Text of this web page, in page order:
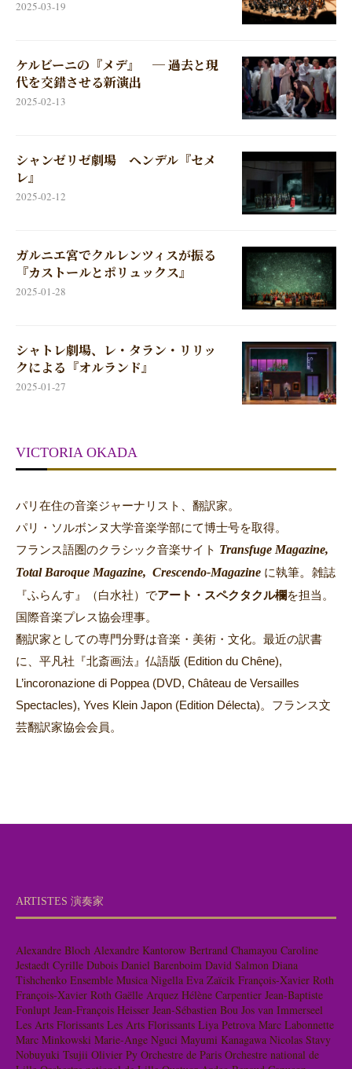
2025-03-19
ケルビーニの『メデ』 ─ 過去と現
代を交錯させる新演出
2025-02-13
シャンゼリゼ劇場 ヘンデル『セメ
レ』
2025-02-12
ガルニエ宮でクルレンツィスが振る
『カストールとポリュックス』
2025-01-28
シャトレ劇場、レ・タラン・リリッ
クによる『オルランド』
2025-01-27
VICTORIA OKADA
パリ在住の音楽ジャーナリスト、翻訳家。
パリ・ソルボンヌ大学音楽学部にて博士号を取得。
フランス語圏のクラシック音楽サイト Transfuge Magazine,
Total Baroque Magazine, Crescendo-Magazine に執筆。 雑誌
『ふらんす』（白水社）でアート・スペクタクル欄を担当。
国際音楽プレス協会理事。
翻訳家としての専門分野は音楽・美術・文化。最近の訳書
に、平凡社『北斎画法』仏語版 (Edition du Chêne),
L’incoronazione di Poppea (DVD, Château de Versailles
Spectacles), Yves Klein Japon (Edition Délecta)。フランス文
芸翻訳家協会会員。
ARTISTES 演奏家
Alexandre Bloch Alexandre Kantorow Bertrand Chamayou Caroline
Jestaedt Cyrille Dubois Daniel Barenboim David Salmon Diana
Tishchenko Ensemble Musica Nigella Eva Zaïcik François-Xavier Roth
François-Xavier Roth Gaëlle Arquez Hélène Carpentier Jean-Baptiste
Fonlupt Jean-François Heisser Jean-Sébastien Bou Jos van Immerseel
Les Arts Florissants Les Arts Florissants Liya Petrova Marc Labonnette
Marc Minkowski Marie-Ange Nguci Mayumi Kanagawa Nicolas Stavy
Nobuyuki Tsujii Olivier Py Orchestre de Paris Orchestre national de